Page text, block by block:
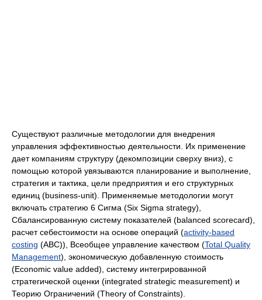
Существуют различные методологии для внедрения
управления эффективностью деятельности. Их применение
дает компаниям структуру (декомпозиции сверху вниз), с
помощью которой увязываются планирование и выполнение,
стратегия и тактика, цели предприятия и его структурных
единиц (business-unit). Применяемые методологии могут
включать стратегию 6 Сигма (Six Sigma strategy),
Сбалансированную систему показателей (balanced scorecard),
расчет себестоимости на основе операций (activity-based
costing (ABC)), Всеобщее управление качеством (Total Quality
Management), экономическую добавленную стоимость
(Economic value added), систему интегрированной
стратегической оценки (integrated strategic measurement) и
Теорию Ограничений (Theory of Constraints).